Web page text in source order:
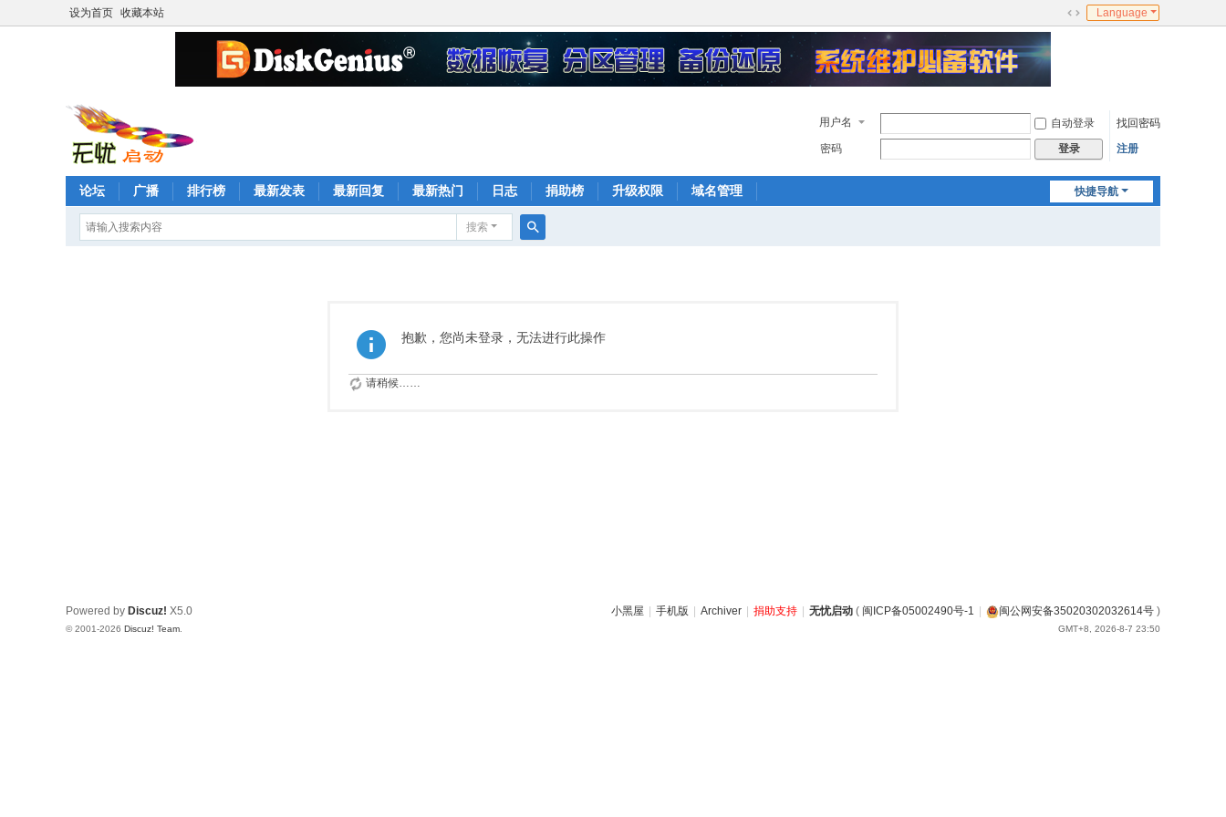
设为首页 收藏本站
切
Language
用户名 自动登录
找回密码
密码
登录 注册
快捷导航
论坛 广播 排行榜 最新发表 最新回复 最新热门 日志 捐助榜 升级权限 域名管理
搜索
抱歉，您尚未登录，无法进行此操作
请稍候……
小黑屋 手机版 Archiver 捐助支持 无忧启动 ( 闽ICP备05002490号-1 闽公网安备35020302032614号 )
GMT+8, 2026-8-7 23:50
Powered by Discuz! X5.0
© 2001-2026 Discuz! Team